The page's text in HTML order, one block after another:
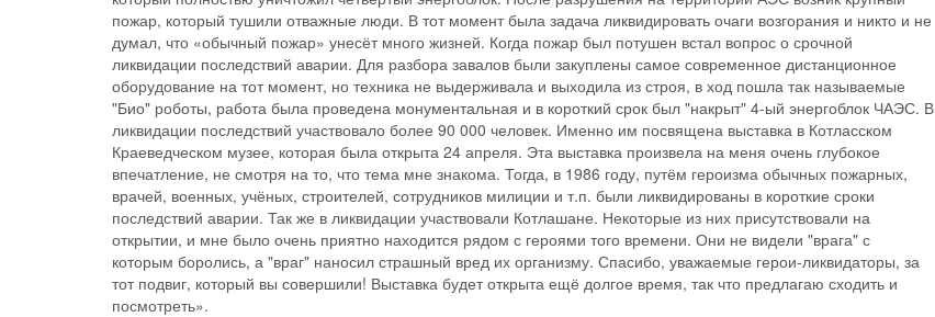
пожар, который тушили отважные люди. В тот момент была задача ликвидировать очаги возгорания и никто и не
думал, что «обычный пожар» унесёт много жизней. Когда пожар был потушен встал вопрос о срочной
ликвидации последствий аварии. Для разбора завалов были закуплены самое современное дистанционное
оборудование на тот момент, но техника не выдерживала и выходила из строя, в ход пошла так называемые
"Био" роботы, работа была проведена монументальная и в короткий срок был "накрыт" 4-ый энергоблок ЧАЭС. В
ликвидации последствий участвовало более 90 000 человек. Именно им посвящена выставка в Котласском
Краеведческом музее, которая была открыта 24 апреля. Эта выставка произвела на меня очень глубокое
впечатление, не смотря на то, что тема мне знакома. Тогда, в 1986 году, путём героизма обычных пожарных,
врачей, военных, учёных, строителей, сотрудников милиции и т.п. были ликвидированы в короткие сроки
последствий аварии. Так же в ликвидации участвовали Котлашане. Некоторые из них присутствовали на
открытии, и мне было очень приятно находится рядом с героями того времени. Они не видели "врага" с
которым боролись, а "враг" наносил страшный вред их организму. Спасибо, уважаемые герои-ликвидаторы, за
тот подвиг, который вы совершили! Выставка будет открыта ещё долгое время, так что предлагаю сходить и
посмотреть».